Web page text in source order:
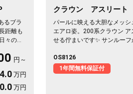
るブラ
距離も
々の運
スッと
んな相
よく乗
円～
万円
万円
クラウン アスリート
パールに映える大胆なメッ
エアロ姿。200系クラウン
せる佇まいです✨ サンルー
事帰りの一人時間も、遠出
ます🚗 気になる車は早めの
でお届けします👑
OS8126
1年間無料保証付